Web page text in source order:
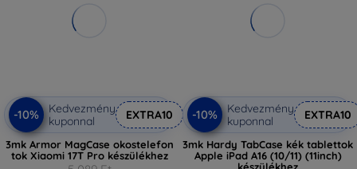
-10%
Kedvezmény
kuponnal
EXTRA10
3mk Armor MagCase okostelefon
tok Xiaomi 17T Pro készülékhez
-10%
Kedvezmény
kuponnal
EXTRA10
3mk Hardy TabCase kék tablettok
Apple iPad A16 (10/11) (11inch)
készülékhez